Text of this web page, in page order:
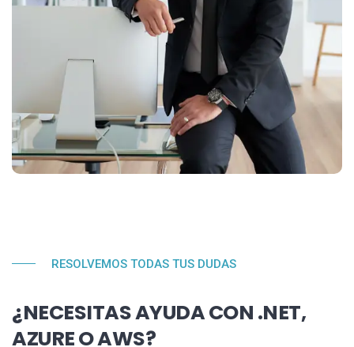
RESOLVEMOS TODAS TUS DUDAS
¿NECESITAS AYUDA CON .NET,
AZURE O AWS?